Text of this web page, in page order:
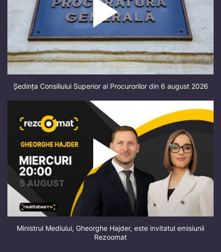
Ședința Consiliului Superior al Procurorilor din 6 august 2026
Ministrul Mediului, Gheorghe Hajder, este invitatul emisiunii
Rezoomat